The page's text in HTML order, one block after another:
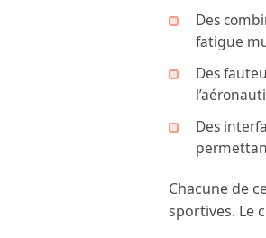
Des
fatigue
Des
Des
Chacune de
sportives. Le